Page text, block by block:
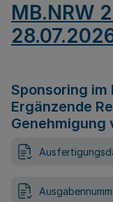
MB.NRW
Sponsoring im
Ergänzende
Genehmigung